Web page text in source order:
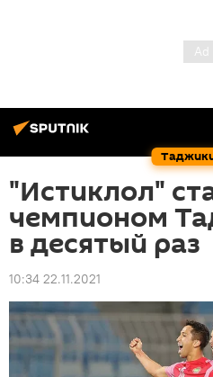
"Истиклол"
чемпионом
в десятый раз
10:34 22.11.2021